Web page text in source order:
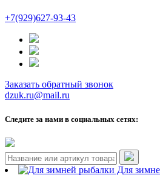
+7(929)627-93-43
Заказать обратный звонок
dzuk.ru@mail.ru
Следите за нами в социальных сетях:
Для